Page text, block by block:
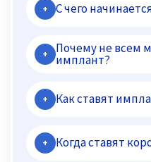
+ С чего
+ Почему не всем
имплант?
+ Как ставят
+ Когда ставят